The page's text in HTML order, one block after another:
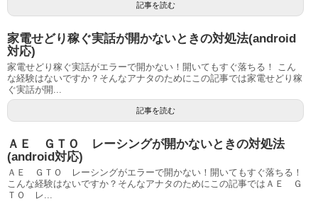
記事を読む
家電せどり稼ぐ実話が開かないときの対処法(android
対応)
家電せどり稼ぐ実話がエラーで開かない！開いてもすぐ落ちる！ こん
な経験はないですか？そんなアナタのためにこの記事では家電せどり稼
ぐ実話が開...
記事を読む
ＡＥ ＧＴＯ レーシングが開かないときの対処法
(android対応)
ＡＥ ＧＴＯ レーシングがエラーで開かない！開いてもすぐ落ちる！
こんな経験はないですか？そんなアナタのためにこの記事ではＡＥ Ｇ
ＴＯ レ...